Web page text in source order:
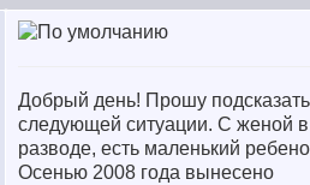
Добрый день! Прошу
следующей ситуации. С женой в
разводе, есть маленький
Осенью 2008 года вынесено